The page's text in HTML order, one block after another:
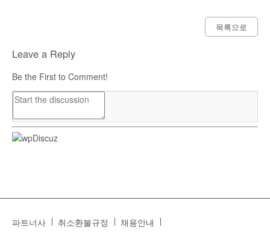
목록으로
Leave a Reply
Be the First to Comment!
파트너사 취소환불규정 채용안내